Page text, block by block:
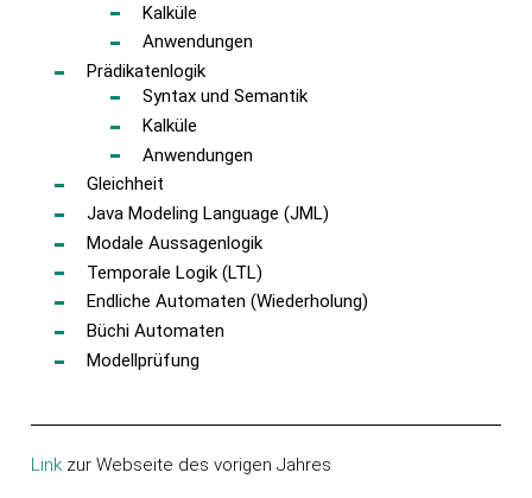
Kalküle
Anwendungen
Prädikatenlogik
Syntax und Semantik
Kalküle
Anwendungen
Gleichheit
Java Modeling Language (JML)
Modale Aussagenlogik
Temporale Logik (LTL)
Endliche Automaten (Wiederholung)
Büchi Automaten
Modellprüfung
Link zur Webseite des vorigen Jahres